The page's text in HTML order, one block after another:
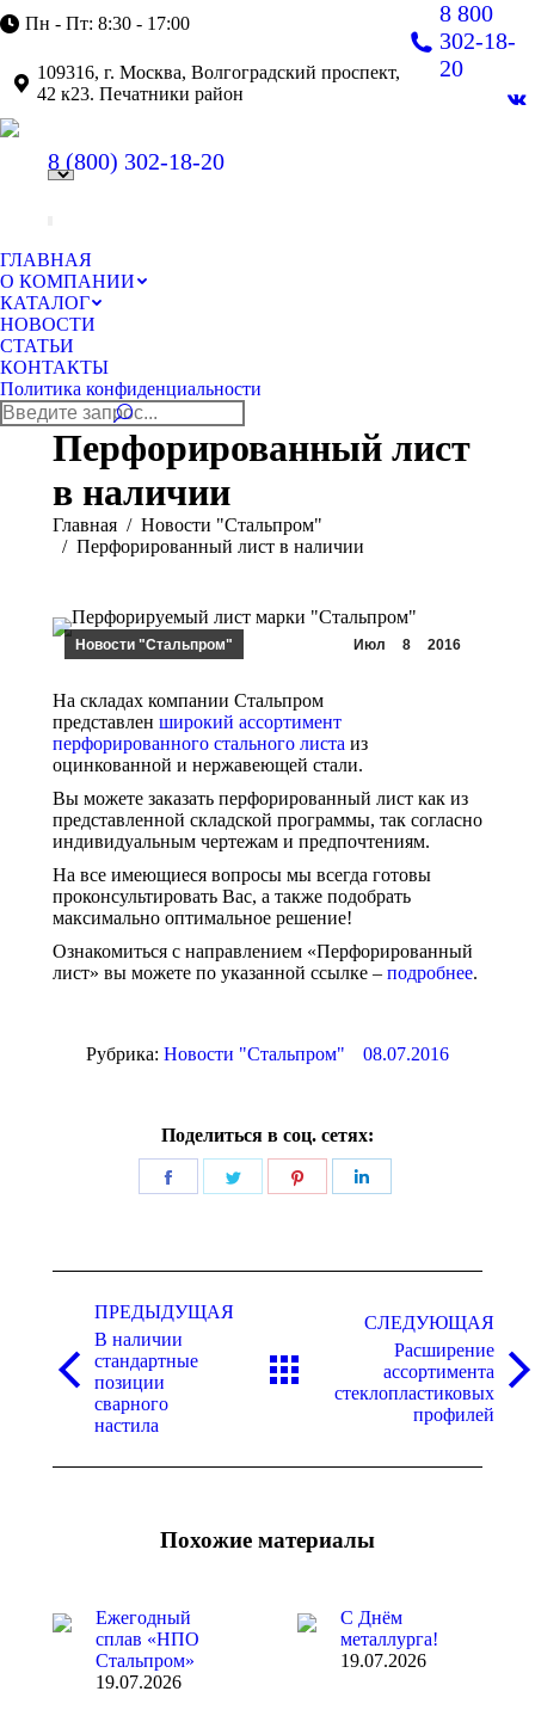
Пн - Пт: 8:30 - 17:00
109316, г. Москва, Волгоградский проспект,
42 к23. Печатники район
8 800
302-18-
20
8 (800) 302-18-20
ГЛАВНАЯ
О КОМПАНИИ
КАТАЛОГ
НОВОСТИ
СТАТЬИ
КОНТАКТЫ
Политика конфиденциальности
Поиск:
Перфорированный лист
в наличии
Вы здесь:
Главная
Новости "Стальпром"
Перфорированный лист в наличии
Июл 8 2016
Новости "Стальпром"
На складах компании Стальпром
представлен широкий ассортимент
перфорированного стального листа из
оцинкованной и нержавеющей стали.
Вы можете заказать перфорированный лист как из
представленной складской программы, так согласно
индивидуальным чертежам и предпочтениям.
На все имеющиеся вопросы мы всегда готовы
проконсультировать Вас, а также подобрать
максимально оптимальное решение!
Ознакомиться с направлением «Перфорированный
лист» вы можете по указанной ссылке – подробнее.
Рубрика: Новости "Стальпром" 08.07.2016
Поделиться в соц. сетях:
ПоделитьсяПоделитьсяПоделиться
записям
ПРЕДЫДУЩАЯ
Предыдущая
запись:
В наличии
стандартные
позиции
сварного
настила
СЛЕДУЮЩАЯ
Следующая
запись:
Расширение
ассортимента
стеклопластиковых
профилей
Похожие материалы
Ежегодный
сплав «НПО
Стальпром»
19.07.2026
С Днём
металлурга!
19.07.2026